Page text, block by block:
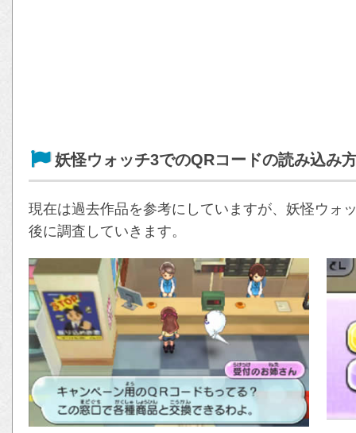
妖怪ウォッチ3でのQRコードの読み込み
現在は過去作品を参考にしていますが、妖怪ウォ
後に調査していきます。